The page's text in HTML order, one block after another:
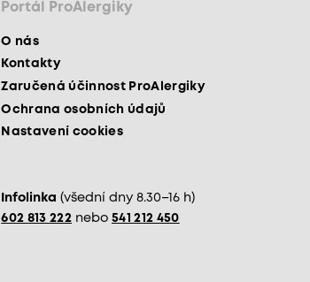
Portál ProAlergiky
O nás
Kontakty
Zaručená účinnost ProAlergiky
Ochrana osobních údajů
Nastavení cookies
Infolinka (všední dny 8.30–16 h)
602 813 222 nebo 541 212 450